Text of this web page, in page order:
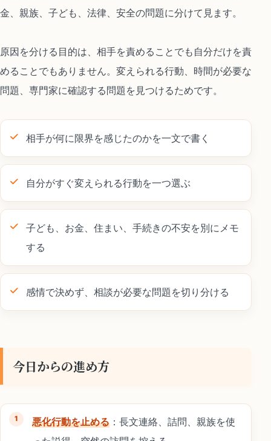
金、親族、子ども、法律、安全の問題に分けて見ます。
原因を分ける目的は、相手を責めることでも自分だけを責
めることでもありません。変えられる行動、時間が必要な
問題、専門家に確認する問題を見つけるためです。
相手が何に限界を感じたのかを一文で書く
自分がすぐ変えられる行動を一つ選ぶ
子ども、お金、住まい、手続きの不安を別にメモ
する
感情で決めず、相談が必要な問題を切り分ける
今日からの進め方
悪化行動を止める ：長文連絡、詰問、親族を使